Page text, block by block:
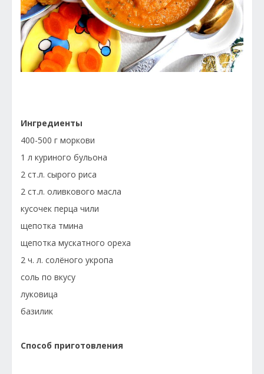
Ингредиенты
400-500 г моркови
1 л куриного бульона
2 ст.л. сырого риса
2 ст.л. оливкового масла
кусочек перца чили
щепотка тмина
щепотка мускатного ореха
2 ч. л. солёного укропа
соль по вкусу
луковица
базилик
Способ приготовления